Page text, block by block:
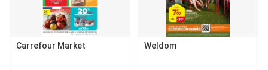
Carrefour Market Weldom